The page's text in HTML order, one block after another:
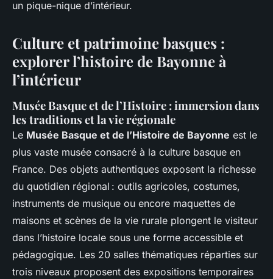
un pique-nique d’intérieur.
Culture et patrimoine basques :
explorer l’histoire de Bayonne à
l’intérieur
Musée Basque et de l’Histoire : immersion dans
les traditions et la vie régionale
Le Musée Basque et de l’Histoire de Bayonne est le
plus vaste musée consacré à la culture basque en
France. Des objets authentiques exposent la richesse
du quotidien régional : outils agricoles, costumes,
instruments de musique ou encore maquettes de
maisons et scènes de la vie rurale plongent le visiteur
dans l’histoire locale sous une forme accessible et
pédagogique. Les 20 salles thématiques réparties sur
trois niveaux proposent des expositions temporaires